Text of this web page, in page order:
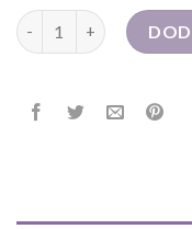
ilość torba dla mamy